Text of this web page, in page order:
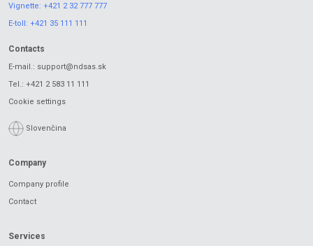
Vignette: +421 2 32 777 777
E-toll: +421 35 111 111
Contacts
E-mail.: support@ndsas.sk
Tel.: +421 2 583 11 111
Cookie settings
Slovenčina
Company
Company profile
Contact
Services